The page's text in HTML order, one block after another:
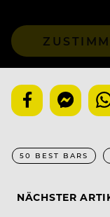
50 BEST BARS
NÄCHSTER